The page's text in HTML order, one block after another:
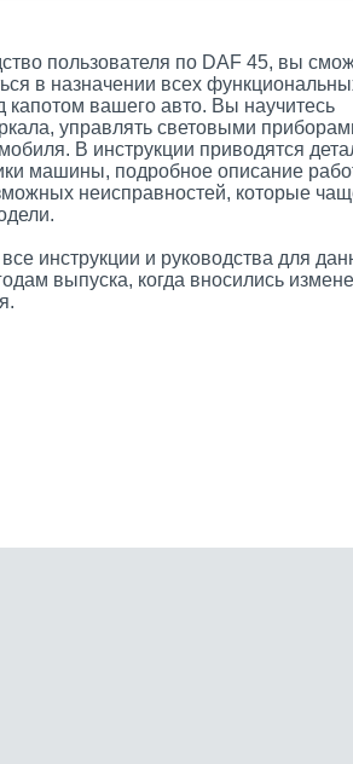
пользователя по DAF 45, вы
в назначении всех
капотом вашего авто. Вы научитесь
управлять световыми
В инструкции приводятся
машины, подробное описание
неисправностей, которые
инструкции и руководства для
выпуска, когда вносились